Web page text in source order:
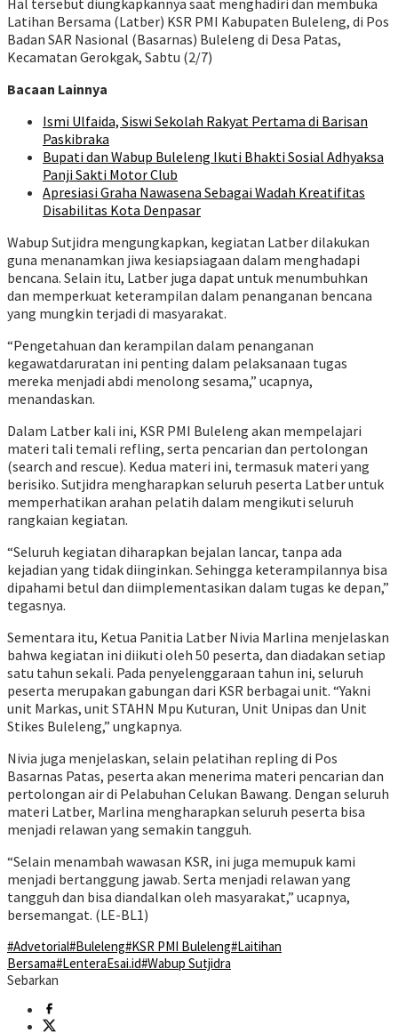
Hal tersebut diungkapkannya saat menghadiri dan membuka
Latihan Bersama (Latber) KSR PMI Kabupaten Buleleng, di Pos
Badan SAR Nasional (Basarnas) Buleleng di Desa Patas,
Kecamatan Gerokgak, Sabtu (2/7)
Bacaan Lainnya
Ismi Ulfaida, Siswi Sekolah Rakyat Pertama di Barisan
Paskibraka
Bupati dan Wabup Buleleng Ikuti Bhakti Sosial Adhyaksa
Panji Sakti Motor Club
Apresiasi Graha Nawasena Sebagai Wadah Kreatifitas
Disabilitas Kota Denpasar
Wabup Sutjidra mengungkapkan, kegiatan Latber dilakukan
guna menanamkan jiwa kesiapsiagaan dalam menghadapi
bencana. Selain itu, Latber juga dapat untuk menumbuhkan
dan memperkuat keterampilan dalam penanganan bencana
yang mungkin terjadi di masyarakat.
“Pengetahuan dan kerampilan dalam penanganan
kegawatdaruratan ini penting dalam pelaksanaan tugas
mereka menjadi abdi menolong sesama,” ucapnya,
menandaskan.
Dalam Latber kali ini, KSR PMI Buleleng akan mempelajari
materi tali temali refling, serta pencarian dan pertolongan
(search and rescue). Kedua materi ini, termasuk materi yang
berisiko. Sutjidra mengharapkan seluruh peserta Latber untuk
memperhatikan arahan pelatih dalam mengikuti seluruh
rangkaian kegiatan.
“Seluruh kegiatan diharapkan bejalan lancar, tanpa ada
kejadian yang tidak diinginkan. Sehingga keterampilannya bisa
dipahami betul dan diimplementasikan dalam tugas ke depan,”
tegasnya.
Sementara itu, Ketua Panitia Latber Nivia Marlina menjelaskan
bahwa kegiatan ini diikuti oleh 50 peserta, dan diadakan setiap
satu tahun sekali. Pada penyelenggaraan tahun ini, seluruh
peserta merupakan gabungan dari KSR berbagai unit. “Yakni
unit Markas, unit STAHN Mpu Kuturan, Unit Unipas dan Unit
Stikes Buleleng,” ungkapnya.
Nivia juga menjelaskan, selain pelatihan repling di Pos
Basarnas Patas, peserta akan menerima materi pencarian dan
pertolongan air di Pelabuhan Celukan Bawang. Dengan seluruh
materi Latber, Marlina mengharapkan seluruh peserta bisa
menjadi relawan yang semakin tangguh.
“Selain menambah wawasan KSR, ini juga memupuk kami
menjadi bertanggung jawab. Serta menjadi relawan yang
tangguh dan bisa diandalkan oleh masyarakat,” ucapnya,
bersemangat. (LE-BL1)
#Advetorial#Buleleng#KSR PMI Buleleng#Laitihan
Bersama#LenteraEsai.id#Wabup Sutjidra
Sebarkan